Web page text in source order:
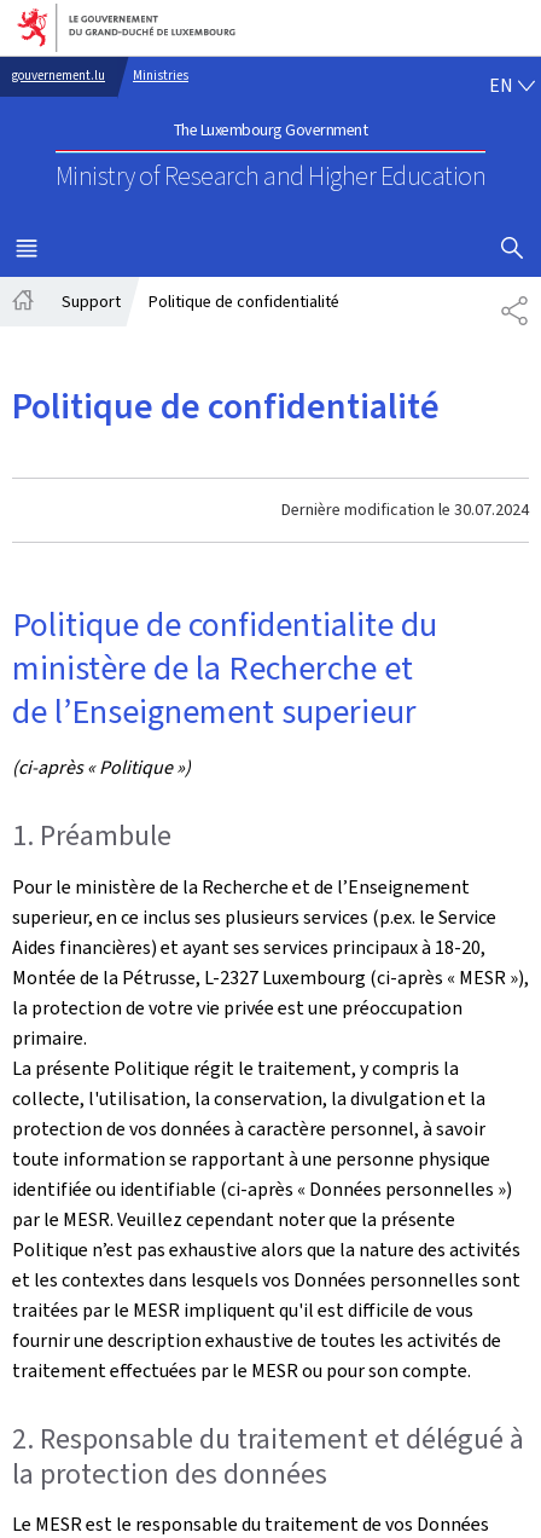
Go to main navigation
Go to content
gouvernement.lu Ministries
The Luxembourg Government
Ministry of Research and Higher Education
EN
MENU
MAIN
SHOW
Support Politique de confidentialité
Politique de confidentialité
Dernière modification le 30.07.2024
Politique de confidentialite du
ministère de la Recherche et
de l’Enseignement superieur
(ci-après « Politique »)
1. Préambule
Pour le ministère de la Recherche et de l’Enseignement
superieur, en ce inclus ses plusieurs services (p.ex. le Service
Aides financières) et ayant ses services principaux à 18-20,
Montée de la Pétrusse, L-2327 Luxembourg (ci-après « MESR »),
la protection de votre vie privée est une préoccupation
primaire.
La présente Politique régit le traitement, y compris la
collecte, l'utilisation, la conservation, la divulgation et la
protection de vos données à caractère personnel, à savoir
toute information se rapportant à une personne physique
identifiée ou identifiable (ci-après « Données personnelles »)
par le MESR. Veuillez cependant noter que la présente
Politique n’est pas exhaustive alors que la nature des activités
et les contextes dans lesquels vos Données personnelles sont
traitées par le MESR impliquent qu'il est difficile de vous
fournir une description exhaustive de toutes les activités de
traitement effectuées par le MESR ou pour son compte.
2. Responsable du traitement et délégué à
la protection des données
Le MESR est le responsable du traitement de vos Données